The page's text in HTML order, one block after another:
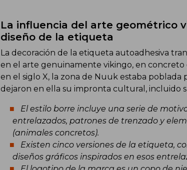
La influencia del arte geométrico
diseño de la etiqueta
La decoración de la etiqueta autoadhesiva
en el arte genuinamente vikingo, en concreto
en el siglo X, la zona de Nuuk estaba poblada
dejaron en ella su impronta cultural, incluido
El estilo borre incluye una serie de
entrelazados, patrones de trenzado y
(animales concretos).
Existen cinco versiones de la etiqueta,
diseños gráficos inspirados en esos